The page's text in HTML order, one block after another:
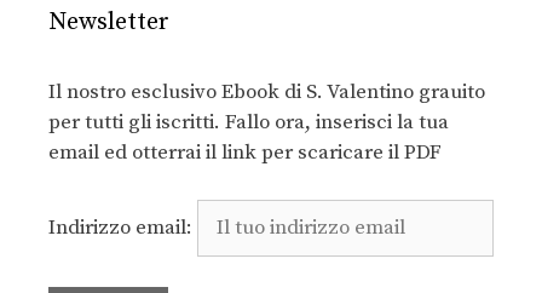
Newsletter
Il nostro esclusivo Ebook di S. Valentino grauito
per tutti gli iscritti. Fallo ora, inserisci la tua
email ed otterrai il link per scaricare il PDF
Indirizzo email: